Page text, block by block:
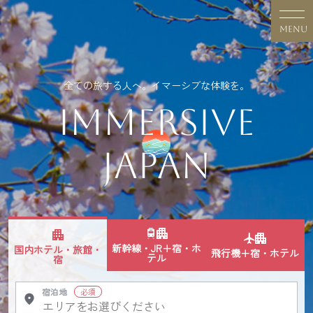
Skip
to
content
MENU
国内ホテル・旅館・
宿
新幹線・JR＋宿・ホ
テル 飛行機＋宿・ホテル
宿泊地
全ての旅する人へ。イマーシブな体験を。
IMMERSIVE
JAPAN